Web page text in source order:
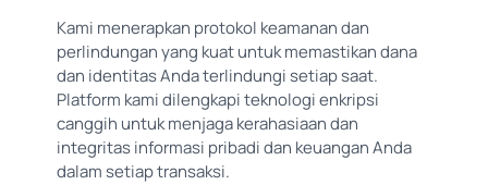
Kami menerapkan protokol keamanan dan
perlindungan yang kuat untuk memastikan dana
dan identitas Anda terlindungi setiap saat.
Platform kami dilengkapi teknologi enkripsi
canggih untuk menjaga kerahasiaan dan
integritas informasi pribadi dan keuangan Anda
dalam setiap transaksi.